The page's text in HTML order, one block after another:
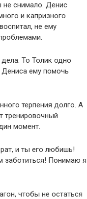
снимало. Денис
и капризного
не ему
То Толик одно
Дениса ему помочь
терпения долго. А
тренировочный
момент.
и ты его любишь!
заботиться! Понимаю я
чтобы не остаться